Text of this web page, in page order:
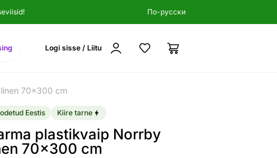
По-русски
Logi sisse / Liitu
70x300 cm
Eestis Kiire tarne
plastikvaip Norrby
70x300 cm